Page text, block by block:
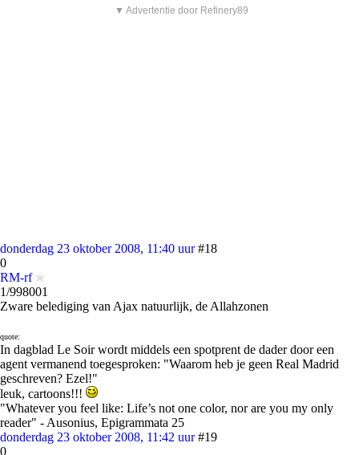
▼ Advertentie door Refinery89
donderdag 23 oktober 2008, 11:40 uur #18
0
RM-rf
1/998001
Zware belediging van Ajax natuurlijk, de Allahzonen
quote:
In dagblad Le Soir wordt middels een spotprent de dader door een
agent vermanend toegesproken: "Waarom heb je geen Real Madrid
geschreven? Ezel!"
leuk, cartoons!!!
"Whatever you feel like: Life’s not one color, nor are you my only
reader" - Ausonius, Epigrammata 25
donderdag 23 oktober 2008, 11:42 uur #19
0